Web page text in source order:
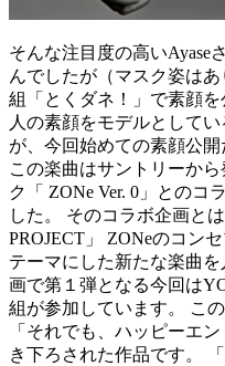
そんな注目度の高いAyase
んでしたが（マスク姿は
組「とくダネ！」で素顔
人の素顔をモデルとして
が、今回始めての素顔公開
この楽曲はサントリーか
ク「 ZONe Ver. 0」とのコ
した。 そのコラボ企画と
PROJECT」 ZONeのコン
テーマにした新たな楽曲
画で第１弾となる今回は
組が参加しています。 こ
「それでも、ハッピーエ
き下ろされた作品です。